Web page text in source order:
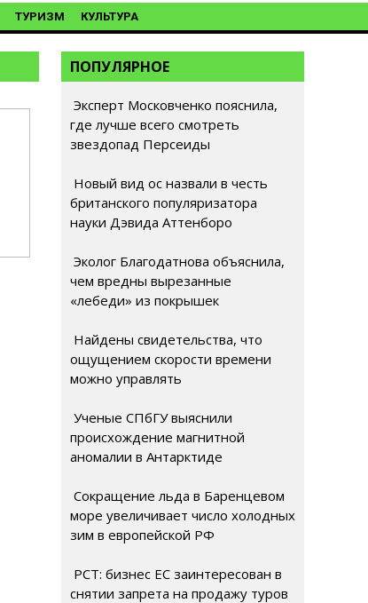
ТУРИЗМ КУЛЬТУРА
ПОПУЛЯРНОЕ
Эксперт Московченко пояснила,
где лучше всего смотреть
звездопад Персеиды
Новый вид ос назвали в честь
британского популяризатора
науки Дэвида Аттенборо
Эколог Благодатнова объяснила,
чем вредны вырезанные
«лебеди» из покрышек
Найдены свидетельства, что
ощущением скорости времени
можно управлять
Ученые СПбГУ выяснили
происхождение магнитной
аномалии в Антарктиде
Сокращение льда в Баренцевом
море увеличивает число холодных
зим в европейской РФ
РСТ: бизнес ЕС заинтересован в
снятии запрета на продажу туров